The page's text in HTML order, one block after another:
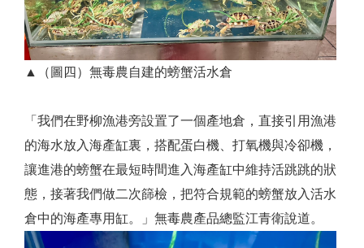
▲（圖四）無毒農自建的螃蟹活水倉
「我們在野柳漁港旁設置了一個產地倉，直接引用漁港
的海水放入海產缸裏，搭配蛋白機、打氧機與冷卻機，
讓進港的螃蟹在最短時間進入海產缸中維持活跳跳的狀
態，接著我們做二次篩檢，把符合規範的螃蟹放入活水
倉中的海產專用缸。」無毒農產品總監江青衛說道。